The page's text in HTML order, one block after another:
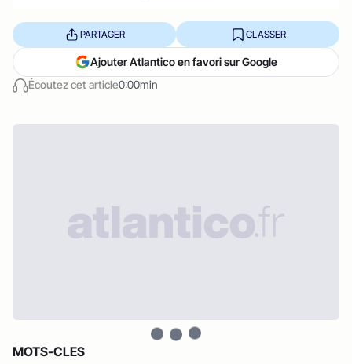
Écoutez cet article0:00min
PARTAGER CLASSER
Ajouter Atlantico en favori sur Google
MOTS-CLES